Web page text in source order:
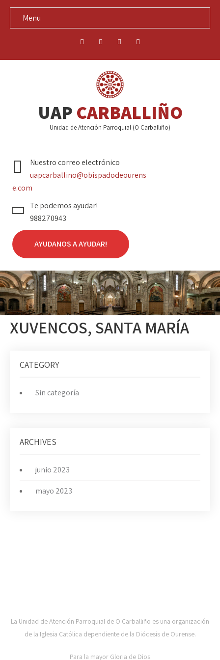
Menu
UAP CARBALLIÑO
Unidad de Atención Parroquial (O Carballiño)
Nuestro correo electrónico
uapcarballino@obispadodeourens
e.com
Te podemos ayudar!
988270943
AYUDANOS A AYUDAR!
XUVENCOS, SANTA MARÍA
CATEGORY
Sin categoría
ARCHIVES
junio 2023
mayo 2023
La Unidad de Atención Parroquial de O Carballiño es una organización
de la Iglesia Católica dependiente de la Diócesis de Ourense.
Para la mayor Gloria de Dios